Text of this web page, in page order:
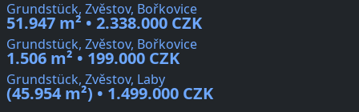
Grundstück, Zvěstov, Bořkovice
51.947 m² • 2.338.000 CZK
Grundstück, Zvěstov, Bořkovice
1.506 m² • 199.000 CZK
Grundstück, Zvěstov, Laby
(45.954 m²) • 1.499.000 CZK